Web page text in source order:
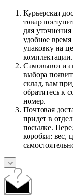
Курьерская
товар
для
удобное
упаковку на
комплектации.
Самовывоз из
выбора
склад, вам
обратитесь к
номер.
Почтовая
придет в
посылке.
коробки: вес,